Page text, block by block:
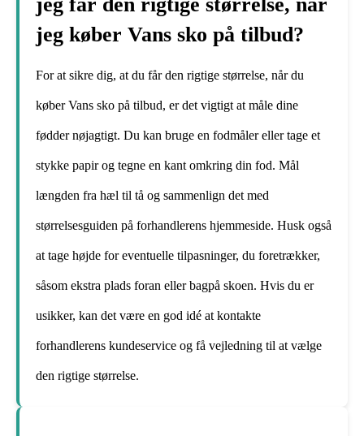
jeg køber Vans sko på tilbud?
For at sikre dig, at du får den rigtige størrelse, når du
køber Vans sko på tilbud, er det vigtigt at måle dine
fødder nøjagtigt. Du kan bruge en fodmåler eller tage et
stykke papir og tegne en kant omkring din fod. Mål
længden fra hæl til tå og sammenlign det med
størrelsesguiden på forhandlerens hjemmeside. Husk også
at tage højde for eventuelle tilpasninger, du foretrækker,
såsom ekstra plads foran eller bagpå skoen. Hvis du er
usikker, kan det være en god idé at kontakte
forhandlerens kundeservice og få vejledning til at vælge
den rigtige størrelse.